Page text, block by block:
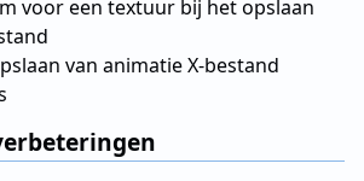
voor een textuur bij het opslaan
van animatie X-bestand